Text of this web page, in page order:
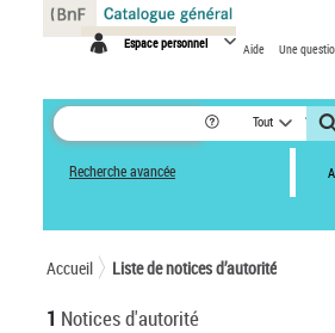
Espace personnel Aide Une
Tout
Recherche avancée
Accueil Liste de notices d’autorité
1 Notices d'autorité
Panneau de gestion des cookies